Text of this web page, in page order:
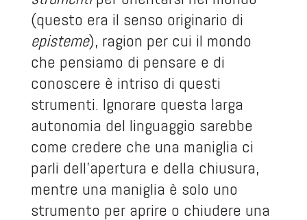
(questo era il senso originario di
episteme), ragion per cui il mondo
che pensiamo di pensare e di
conoscere è intriso di questi
strumenti. Ignorare questa larga
autonomia del linguaggio sarebbe
come credere che una maniglia ci
parli dell’apertura e della chiusura,
mentre una maniglia è solo uno
strumento per aprire o chiudere una